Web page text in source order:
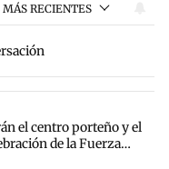
MÁS RECIENTES
comentarios en los
aviones F 16
el centro porteño y el
de la Fuerza